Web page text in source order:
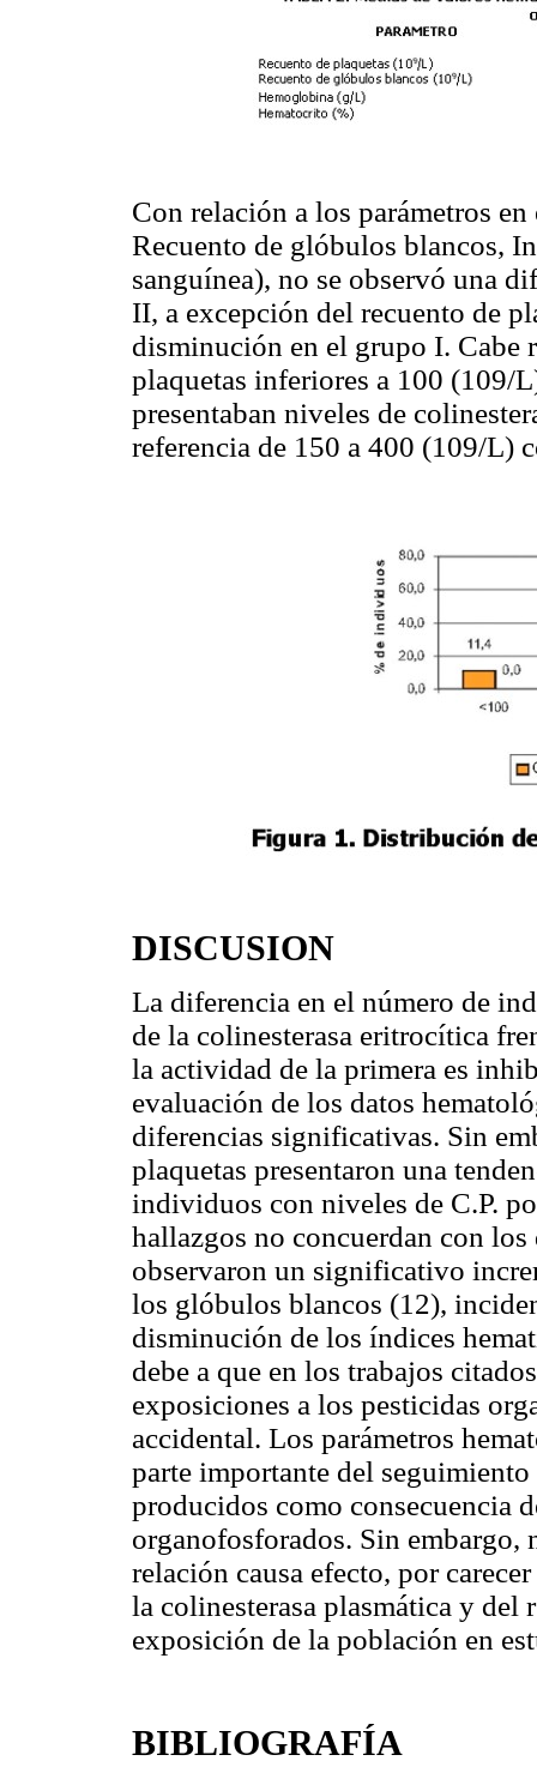
Con relación a los parámetros
Recuento de glóbulos blancos,
sanguínea), no se observó una
II, a excepción del recuento de
disminución en el grupo I. Cabe
plaquetas inferiores a 100 (109/
presentaban niveles de
referencia de 150 a 400 (109/L)
DISCUSION
La diferencia en el número de
de la colinesterasa eritrocítica
la actividad de la primera es
evaluación de los datos
diferencias significativas. Sin
plaquetas presentaron una
individuos con niveles de C.P.
hallazgos no concuerdan con
observaron un significativo
los glóbulos blancos (12),
disminución de los índices
debe a que en los trabajos
exposiciones a los pesticidas
accidental. Los parámetros
parte importante del
producidos como consecuencia
organofosforados. Sin embargo,
relación causa efecto, por
la colinesterasa plasmática y del
exposición de la población en
BIBLIOGRAFÍA